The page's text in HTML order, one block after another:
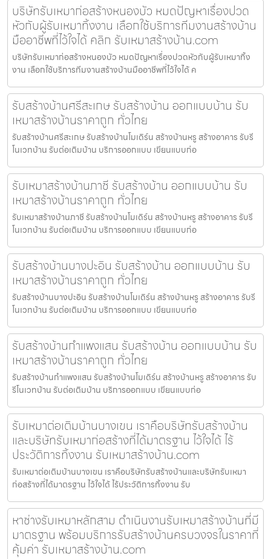
บริษัทรับเหมาก่อสร้างหนองบัว หมดปัญหาเรื่องปวด
หัวกับผู้รับเหมาทิ้งงาน เลือกใช้บริการทีมงานสร้างบ้าน
มืออาชีพที่ไว้ใจได้ คลิก รับเหมาสร้างบ้าน.com
บริษัทรับเหมาก่อสร้างหนองบัว หมดปัญหาเรื่องปวดหัวกับผู้รับเหมาทิ้ง
งาน เลือกใช้บริการทีมงานสร้างบ้านมืออาชีพที่ไว้ใจได้ ค
รับสร้างบ้านศรีสะเกษ รับสร้างบ้าน ออกแบบบ้าน รับ
เหมาสร้างบ้านราคาถูก ทั่วไทย
รับสร้างบ้านศรีสะเกษ รับสร้างบ้านโมเดิร์น สร้างบ้านหรู สร้างอาคาร รับรี
โนเวทบ้าน รับต่อเติมบ้าน บริการออกแบบ เขียนแบบก่อ
รับเหมาสร้างบ้านภาชี รับสร้างบ้าน ออกแบบบ้าน รับ
เหมาสร้างบ้านราคาถูก ทั่วไทย
รับเหมาสร้างบ้านภาชี รับสร้างบ้านโมเดิร์น สร้างบ้านหรู สร้างอาคาร รับรี
โนเวทบ้าน รับต่อเติมบ้าน บริการออกแบบ เขียนแบบก่อ
รับสร้างบ้านบางปะอิน รับสร้างบ้าน ออกแบบบ้าน รับ
เหมาสร้างบ้านราคาถูก ทั่วไทย
รับสร้างบ้านบางปะอิน รับสร้างบ้านโมเดิร์น สร้างบ้านหรู สร้างอาคาร รับรี
โนเวทบ้าน รับต่อเติมบ้าน บริการออกแบบ เขียนแบบก่อ
รับสร้างบ้านกำแพงแสน รับสร้างบ้าน ออกแบบบ้าน รับ
เหมาสร้างบ้านราคาถูก ทั่วไทย
รับสร้างบ้านกำแพงแสน รับสร้างบ้านโมเดิร์น สร้างบ้านหรู สร้างอาคาร รับ
รีโนเวทบ้าน รับต่อเติมบ้าน บริการออกแบบ เขียนแบบก่อ
รับเหมาต่อเติมบ้านบางเขน เราคือบริษัทรับสร้างบ้าน
และบริษัทรับเหมาก่อสร้างที่ได้มาตรฐาน ไว้ใจได้ ไร้
ประวัติการทิ้งงาน รับเหมาสร้างบ้าน.com
รับเหมาต่อเติมบ้านบางเขน เราคือบริษัทรับสร้างบ้านและบริษัทรับเหมา
ก่อสร้างที่ได้มาตรฐาน ไว้ใจได้ ไร้ประวัติการทิ้งงาน รับ
หาช่างรับเหมาหลักสาม ดำเนินงานรับเหมาสร้างบ้านที่มี
มาตรฐาน พร้อมบริการรับสร้างบ้านครบวงจรในราคาที่
คุ้มค่า รับเหมาสร้างบ้าน.com